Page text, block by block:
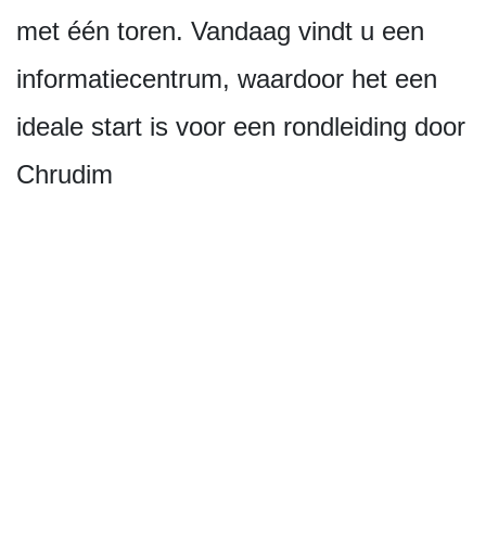
met één toren. Vandaag vindt u een
informatiecentrum, waardoor het een
ideale start is voor een rondleiding door
Chrudim